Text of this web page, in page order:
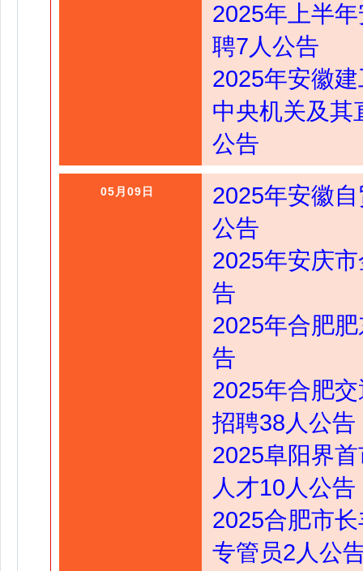
2025年上半
聘7人公告
2025年安徽
中央机关及其
公告
05月09日
2025年安徽
公告
2025年安庆
告
2025年合肥
告
2025年合肥
招聘38人公告
2025阜阳界
人才10人公告
2025合肥市
专管员2人公